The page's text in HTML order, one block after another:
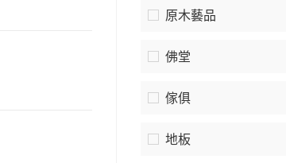
原木藝品
佛堂
傢俱
地板